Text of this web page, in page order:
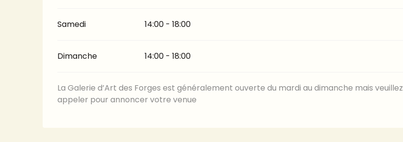
Samedi 14:00 - 18:00
Dimanche 14:00 - 18:00
La Galerie d’Art des Forges est généralement ouverte du mardi au dimanche mais veuillez
appeler pour annoncer votre venue